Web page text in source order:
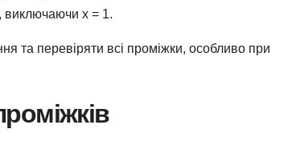
виключаючи x = 1.
та перевіряти всі проміжки, особливо при